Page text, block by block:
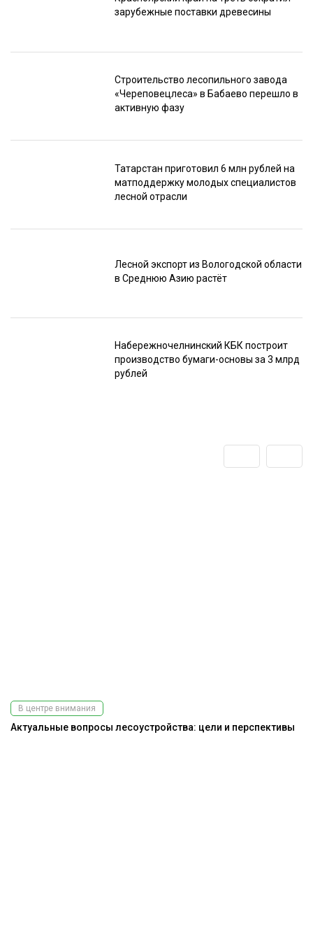
зарубежные поставки древесины
Строительство лесопильного завода
«Череповецлеса» в Бабаево перешло в
активную фазу
Татарстан приготовил 6 млн рублей на
матподдержку молодых специалистов
лесной отрасли
Лесной экспорт из Вологодской области
в Среднюю Азию растёт
Набережночелнинский КБК построит
производство бумаги-основы за 3 млрд
рублей
В центре внимания
Актуальные вопросы лесоустройства: цели и перспективы